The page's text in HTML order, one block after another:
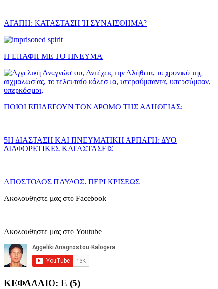
ΑΓΑΠΗ: ΚΑΤΑΣΤΑΣΗ Ή ΣΥΝΑΙΣΘΗΜΑ?
Η ΕΠΑΦΗ ΜΕ ΤΟ ΠΝΕΥΜΑ
ΠΟΙΟΙ ΕΠΙΛΕΓΟΥΝ ΤΟΝ ΔΡΟΜΟ ΤΗΣ ΑΛΗΘΕΙΑΣ;
5Η ΔΙΑΣΤΑΣΗ ΚΑΙ ΠΝΕΥΜΑΤΙΚΗ ΑΡΠΑΓΗ: ΔΥΟ
ΔΙΑΦΟΡΕΤΙΚΕΣ ΚΑΤΑΣΤΑΣΕΙΣ
ΑΠΟΣΤΟΛΟΣ ΠΑΥΛΟΣ: ΠΕΡΙ ΚΡΙΣΕΩΣ
Ακολουθηστε μας στο Facebook
Ακολουθηστε μας στο Youtube
ΚΕΦΑΛΑΙΟ: Ε (5)